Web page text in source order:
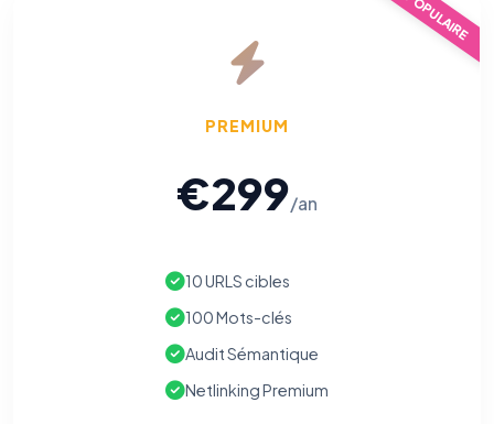
POPULAIRE
PREMIUM
€299/an
10 URLS cibles
100 Mots-clés
Audit Sémantique
Netlinking Premium